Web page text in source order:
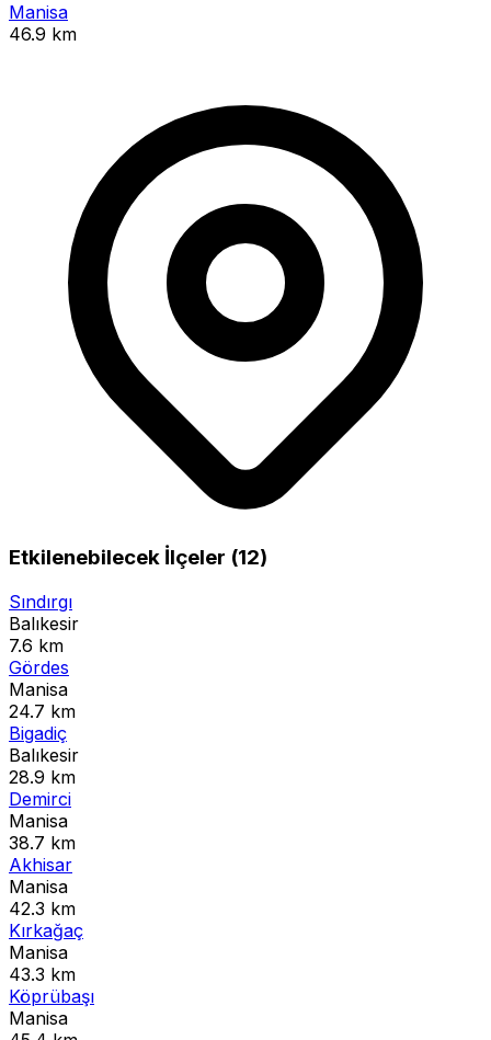
Manisa
46.9 km
Etkilenebilecek İlçeler (12)
Sındırgı
Balıkesir
7.6 km
Gördes
Manisa
24.7 km
Bigadiç
Balıkesir
28.9 km
Demirci
Manisa
38.7 km
Akhisar
Manisa
42.3 km
Kırkağaç
Manisa
43.3 km
Köprübaşı
Manisa